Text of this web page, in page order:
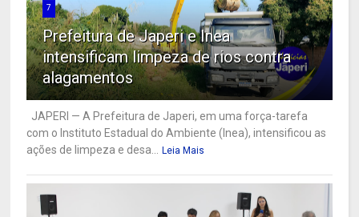
7
Prefeitura de Japeri e Inea
intensificam limpeza de rios contra
alagamentos
JAPERI — A Prefeitura de Japeri, em uma força-tarefa
com o Instituto Estadual do Ambiente (Inea), intensificou as
ações de limpeza e desa...
Leia Mais